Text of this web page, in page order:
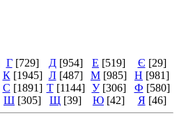
Г [729] Д [954] Е [519] Є [29]
К [1945] Л [487] М [985] Н [981]
С [1891] Т [1144] У [306] Ф [580]
Ш [305] Щ [39] Ю [42] Я [46]